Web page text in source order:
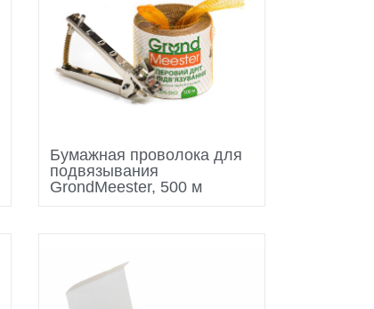
Бумажная проволока для
подвязывания
GrondMeester, 500 м